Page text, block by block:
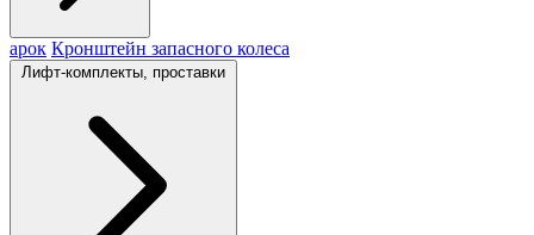
арок Кронштейн запасного колеса
Лифт-комплекты, проставки